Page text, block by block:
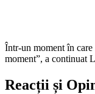
Într-un moment în
moment”, a continuat
Reacții și